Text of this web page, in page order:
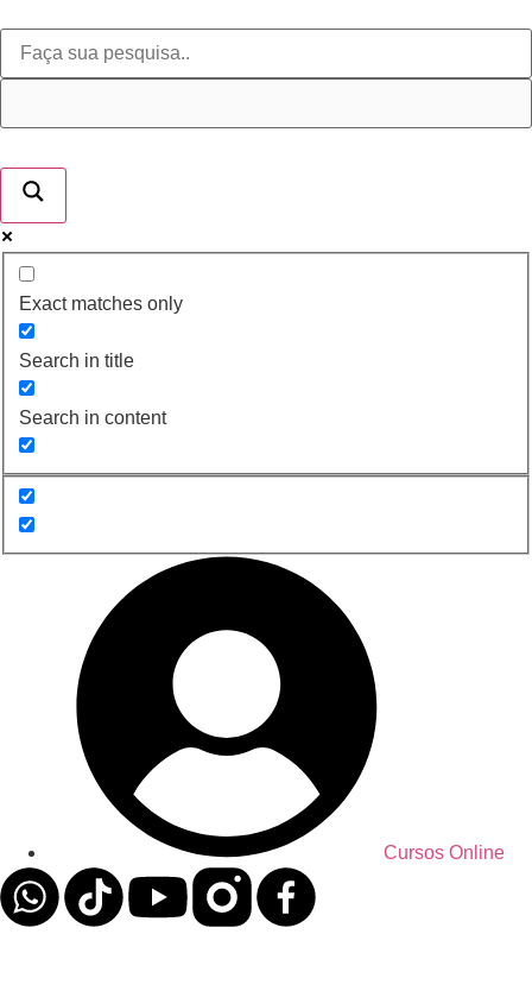
Exact matches only
Search in title
Search in content
Cursos Online